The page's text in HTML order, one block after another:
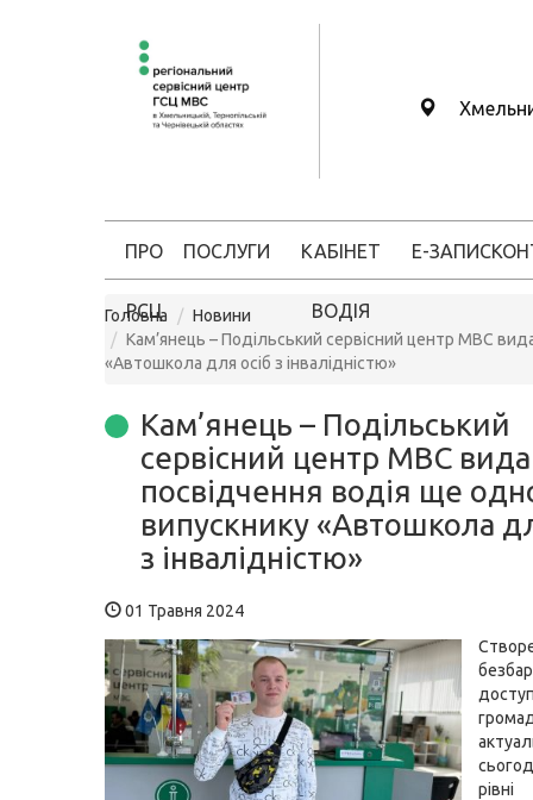
ПРО
РСЦ
ПОСЛУГИ КАБІНЕТ
ВОДІЯ
Е-ЗАПИС
Головна
Новини
Кам’янець – Подільський сервісний центр МВС
«Автошкола для осіб з інвалідністю»
Кам’янець – Подільський
сервісний центр МВС
посвідчення водія ще
випускнику «Автошкола
з інвалідністю»
01 Травня 2024
рівні